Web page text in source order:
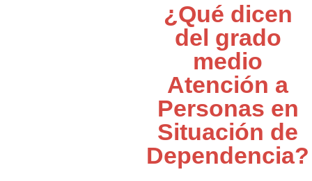
¿Qué dicen
del grado
medio
Atención a
Personas en
Situación de
Dependencia?